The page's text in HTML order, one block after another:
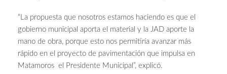
“La propuesta que nosotros estamos haciendo es que el
gobierno municipal aporta el material y la JAD aporte la
mano de obra, porque esto nos permitiría avanzar más
rápido en el proyecto de pavimentación que impulsa en
Matamoros el Presidente Municipal”, explicó.